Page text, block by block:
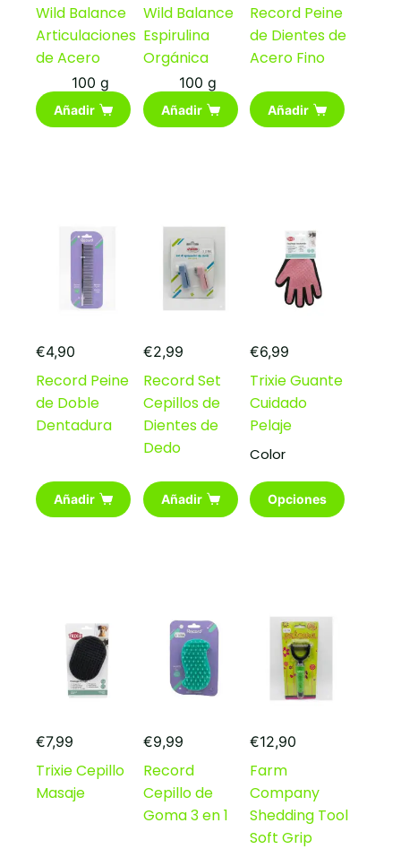
Wild Balance
Articulaciones
de Acero
100 g
Añadir
Wild Balance
Espirulina
Orgánica
100 g
Añadir
Record Peine
de Dientes de
Acero Fino
Añadir
€4,90
Record Peine
de Doble
Dentadura
Añadir
€2,99
Record Set
Cepillos de
Dientes de
Dedo
Añadir
€6,99
Trixie Guante
Cuidado
Pelaje
Color
Opciones
Este
producto
pueden
elegir
página
producto
€7,99
Trixie Cepillo
Masaje
€9,99
Record
Cepillo de
Goma 3 en 1
€12,90
Farm
Company
Shedding Tool
Soft Grip